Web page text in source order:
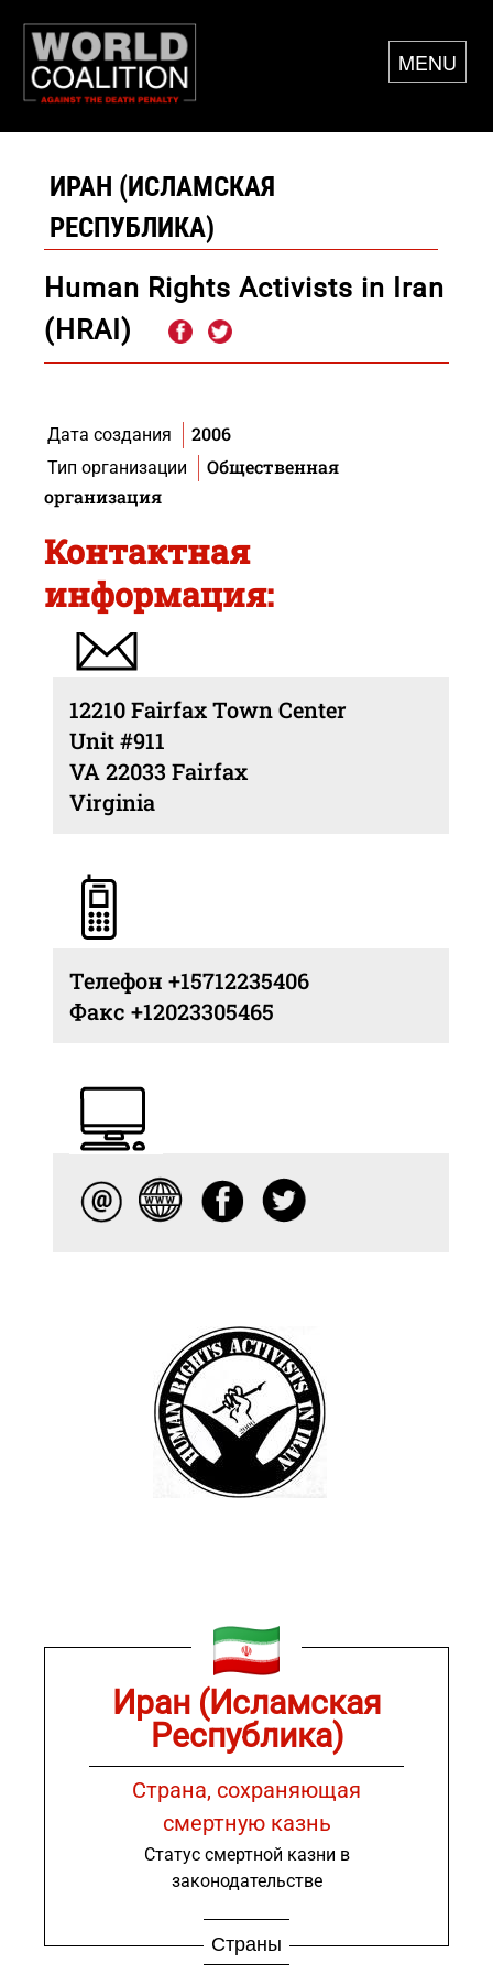
MENU
ИРАН (ИСЛАМСКАЯ
РЕСПУБЛИКА)
Human Rights Activists in Iran
(HRAI)
Дата создания 2006
Тип организации
Общественная
организация
Контактная
информация:
12210 Fairfax Town Center
Unit #911
VA 22033 Fairfax
Virginia
Телефон +15712235406
Факс +12023305465
Иран (Исламская
Республика)
Страна, сохраняющая
смертную казнь
Статус смертной казни в
законодательстве
Страны